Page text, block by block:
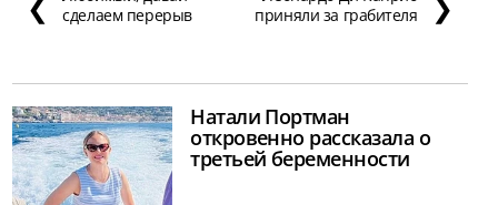
сделаем перерыв
приняли за грабителя
Натали Портман
откровенно рассказала о
третьей беременности